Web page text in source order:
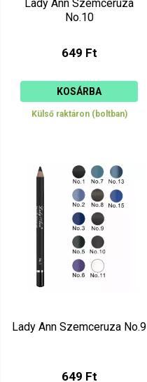
Lady Ann Szemceruza
No.10
649 Ft
KOSÁRBA
Külső raktáron (boltban)
Lady Ann Szemceruza No.9
649 Ft